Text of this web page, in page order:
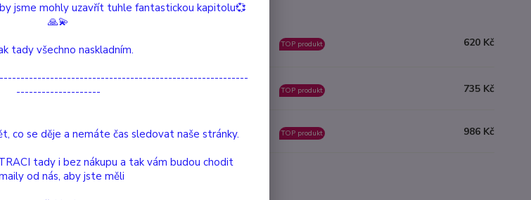
KONVICE TOP produkt 620 Kč
TOP produkt 735 Kč
Vyprodáno TOP produkt 986 Kč
zobrazit více produktů
jsme mohly uzavřít tuhle fantastickou kapitolu💞
🙏💫
tady všechno naskladním.
--------------------
co se děje a nemáte čas sledovat naše stránky.
tady i bez nákupu a tak vám budou chodit
od nás, aby jste měli